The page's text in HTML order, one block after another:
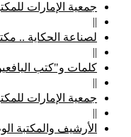
جمعية الإمارات
||
لصناعة الحكاية ..
||
كلمات و"كتب اليافعين" تهديان 350 كتاباً
||
جمعية الإمارات
||
الأرشيف والمكتبة